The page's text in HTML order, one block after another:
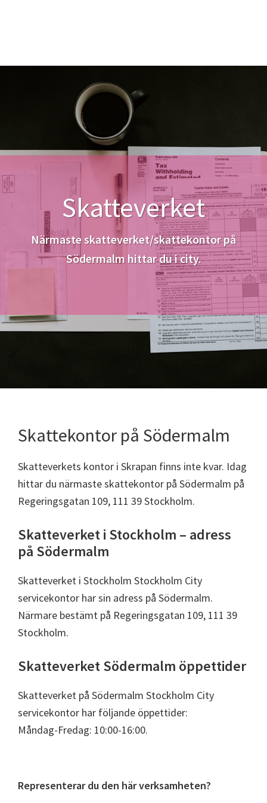
Skatteverket
Närmaste skatteverket/skattekontor på
Södermalm hittar du i city.
Skattekontor på Södermalm
Skatteverkets kontor i Skrapan finns inte kvar. Idag
hittar du närmaste skattekontor på Södermalm på
Regeringsgatan 109, 111 39 Stockholm.
Skatteverket i Stockholm – adress
på Södermalm
Skatteverket i Stockholm Stockholm City
servicekontor har sin adress på Södermalm.
Närmare bestämt på Regeringsgatan 109, 111 39
Stockholm.
Skatteverket Södermalm öppettider
Skatteverket på Södermalm Stockholm City
servicekontor har följande öppettider:
Måndag-Fredag: 10:00-16:00.
Primärt
Representerar du den här verksamheten?